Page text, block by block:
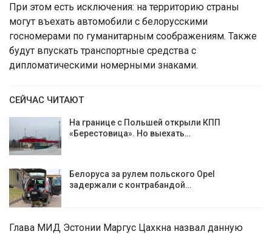
При этом есть исключения: на территорию страны
могут въехать автомобили с белорусскими
госномерами по гуманитарным соображениям. Также
будут впускать транспортные средства с
дипломатическими номерными знаками.
СЕЙЧАС ЧИТАЮТ
На границе с Польшей открыли КПП
«Берестовица». Но выехать…
Белоруса за рулем польского Opel
задержали с контрабандой…
Глава МИД Эстонии Маргус Цахкна назвал данную